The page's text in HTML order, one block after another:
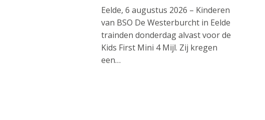
Eelde, 6 augustus 2026 – Kinderen
van BSO De Westerburcht in Eelde
trainden donderdag alvast voor de
Kids First Mini 4 Mijl. Zij kregen
een…